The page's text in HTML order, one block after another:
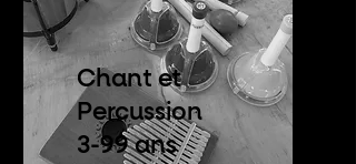
Chant et
Percussion
3-99 ans